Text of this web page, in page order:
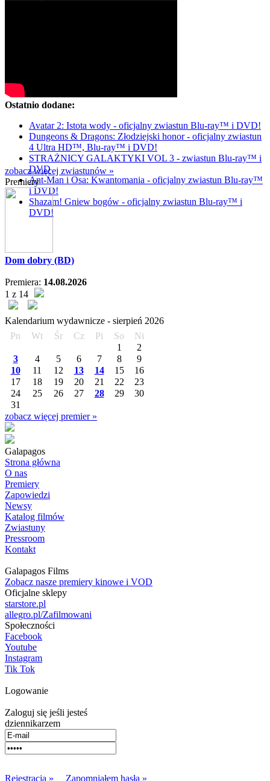
Ostatnio dodane:
Avatar 2: Istota wody - oficjalny zwiastun Blu-ray™ i DVD!
Dungeons & Dragons: Złodziejski honor - oficjalny zwiastun
4 Ultra HD™, Blu-ray™ i DVD!
STRAŻNICY GALAKTYKI VOL 3 - zwiastun Blu-ray™ i
DVD
Ant-Man i Osa: Kwantomania - oficjalny zwiastun Blu-ray™
i DVD!
Shazam! Gniew bogów - oficjalny zwiastun Blu-ray™ i
DVD!
zobacz więcej zwiastunów »
Premiery
Dom dobry (BD)
Premiera: 14.08.2026
1 z 14
Kalendarium wydawnicze - sierpień 2026
Pn
Wt Śr Cz Pi So
Ni
1
2
3
4 5 6 7 8
9
10
11 12 13 14 15
16
17
18 19 20 21 22
23
24
25 26 27 28 29
30
31
zobacz więcej premier »
Galapagos
Strona główna
O nas
Premiery
Zapowiedzi
Newsy
Katalog filmów
Zwiastuny
Pressroom
Kontakt
Galapagos Films
Zobacz nasze premiery kinowe i VOD
Oficjalne sklepy
starstore.pl
allegro.pl/Zafilmowani
Społeczności
Facebook
Youtube
Instagram
Tik Tok
Logowanie
Zaloguj się jeśli jesteś
dziennikarzem
Rejestracja » Zapomniałem hasła »